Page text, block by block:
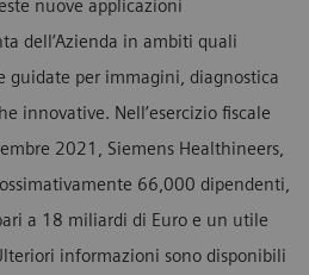
nuove applicazioni
dell’Azienda in ambiti quali
guidate per immagini, diagnostica
innovative. Nell’esercizio fiscale
2021, Siemens Healthineers,
66,000 dipendenti,
a 18 miliardi di Euro e un utile
informazioni sono disponibili